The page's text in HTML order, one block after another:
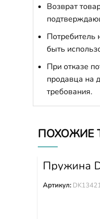
Возврат
Потребитель
быть
При отказе
продавца на
требования.
ПОХОЖИЕ
Пружина
0400
Артикул: